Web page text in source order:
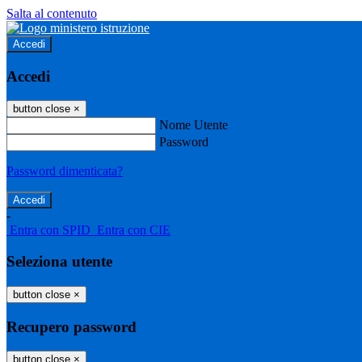
Salta al contenuto
Accedi
Accedi
button close ×
Nome Utente
Password
Password dimenticata?
-
Entra con SPID Entra con CIE
Seleziona utente
button close ×
Recupero password
button close ×